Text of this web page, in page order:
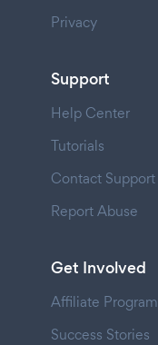
Privacy
Support
Help Center
Tutorials
Contact Support
Report Abuse
Get Involved
Affiliate Program
Success Stories